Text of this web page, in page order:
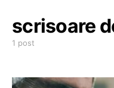
scrisoare
1 post